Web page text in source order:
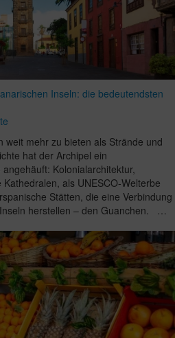
Inseln: die bedeutendsten
weit mehr zu bieten als Strände und
hat der Archipel ein
Kolonialarchitektur,
als UNESCO-Welterbe
Stätten, die eine Verbindung
herstellen – den Guanchen. …